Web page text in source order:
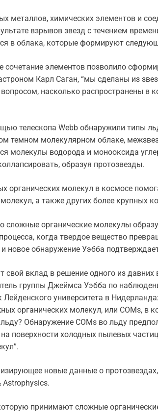
металлов, химических элементов и
взрывов звезд с течением
в облака, которые формируют
сочетание элементов позволило
Карл Саган, “мы сделаны из
насколько распространены в
телескопа Webb обнаружили типы
темном молекулярном облаке,
молекулы водорода и монооксида
образуя протозвезды.
органических молекул в космосе
а также других более крупных
сложные органические молекулы
когда твердое вещество
новое обнаружение Уэбба
свой вклад в решение одного из
группы Джеймса Уэбба по
Лейденского университета в
органических молекул, или COMs, в
Обнаружение COMs во льду
поверхности холодных пылевых
новые данные о
Astrophysics.
принимают сложные